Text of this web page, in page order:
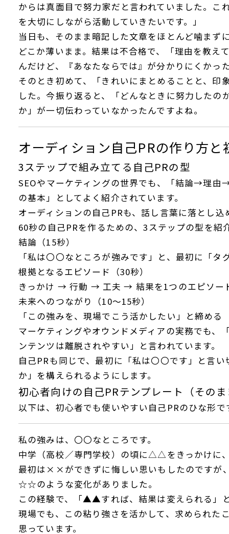
からは真面目で努力家だと言われていました。こ
を大切にしながら活動していきたいです。」
当日も、そのまま暗記した文章をほとんど噛まず
どこか薄いまま。結果は不合格で、「理由を教え
んだけど、『あなたならでは』が分かりにくかっ
そのとき初めて、「きれいにまとめることと、印
した。今振り返ると、「どんなときに努力した
か」が一切伝わっていなかったんですよね。
オーディション自己PRの作り方と
3ステップで組み立てる自己PRの型
SEOやマーケティングの世界でも、「結論→理
の基本」としてよく紹介されています。
オーディションの自己PRも、話し言葉に落とし
60秒の自己PRを作るための、3ステップの型を紹
結論（15秒）
「私は〇〇なところが強みです」と、最初に「タ
根拠となるエピソード（30秒）
きっかけ → 行動 → 工夫 → 結果を1つのエピソー
未来へのつながり（10～15秒）
「この強みを、現場でこう活かしたい」と締める
マーケティングやオウンドメディアの実務でも、
ンテンツは離脱されやすい」と言われています。
自己PRも同じで、最初に「私は〇〇です」と言
か」を構えられるようにします。
初心者向けの自己PRテンプレート（その
以下は、初心者でも使いやすい自己PRのひな形で
私の強みは、〇〇なところです。
中学（高校／専門学校）の頃に△△をきっかけ
最初は××ができずに悔しい思いもしたのです
☆☆のような変化がありました。
この経験で、「▲▲すれば、結果は変えられる」
現場でも、この粘り強さを活かして、求められた
思っています。